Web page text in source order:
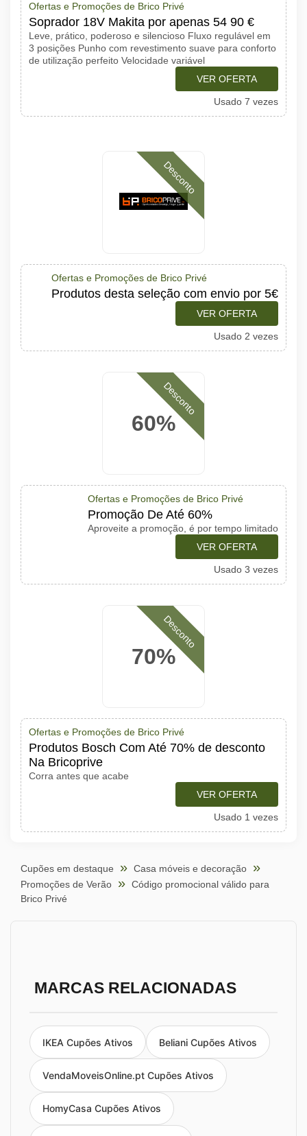
Ofertas e Promoções de Brico Privé
Soprador 18V Makita por apenas 54 90 €
Leve, prático, poderoso e silencioso Fluxo regulável em
3 posições Punho com revestimento suave para conforto
de utilização perfeito Velocidade variável
VER OFERTA
Usado 7 vezes
Desconto
Ofertas e Promoções de Brico Privé
Produtos desta seleção com envio por 5€
VER OFERTA
Usado 2 vezes
60%
Desconto
Ofertas e Promoções de Brico Privé
Promoção De Até 60%
Aproveite a promoção, é por tempo limitado
VER OFERTA
Usado 3 vezes
70%
Desconto
Ofertas e Promoções de Brico Privé
Produtos Bosch Com Até 70% de desconto
Na Bricoprive
Corra antes que acabe
VER OFERTA
Usado 1 vezes
Cupões em destaque
Casa móveis e decoração
Promoções de Verão
Código promocional válido para
Brico Privé
MARCAS RELACIONADAS
IKEA Cupões Ativos Beliani Cupões Ativos
VendaMoveisOnline.pt Cupões Ativos
HomyCasa Cupões Ativos